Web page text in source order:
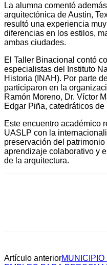
La alumna comentó
arquitectónica de Austin,
resultó una experiencia
diferencias en los estilos,
ambas ciudades.
El Taller Binacional contó
especialistas del Instituto
Historia (INAH). Por parte
participaron en la
Ramón Moreno, Dr. Víctor
Edgar Piña, catedráticos
Este encuentro académico
UASLP con la
preservación del
aprendizaje colaborativo y
de la arquitectura.
Artículo anterior